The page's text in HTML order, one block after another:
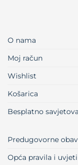
O nama
Moj račun
Wishlist
Košarica
Besplatno
Predugovorne
Opća pravila i